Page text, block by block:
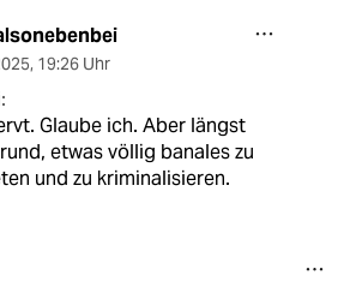
, 19:26 Uhr
Glaube ich. Aber längst
etwas völlig banales zu
und zu kriminalisieren.